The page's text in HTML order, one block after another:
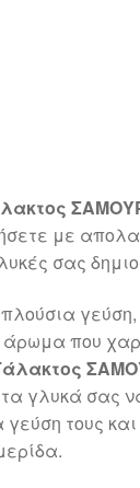
με
σας
γεύση,
άρωμα που
γλυκά σας
γεύση τους